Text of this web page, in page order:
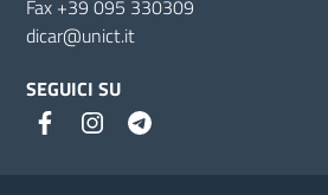
Fax +39 095 330309
dicar@unict.it
SEGUICI SU